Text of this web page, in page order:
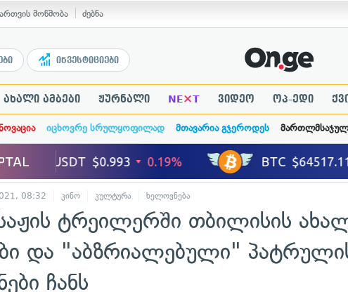
მოწმობა ძებნა
ინვესტიციები
ახალი ამბები ჟურნალი NE×T ვიდეო ოპ-ედი
იცხოვრე სრულყოფილად მთავარია გჯეროდეს
08:32 კინო კულტურა ხელოვნება
ტრეილერში თბილისის
და "აბზრიალებული"
ჩანს